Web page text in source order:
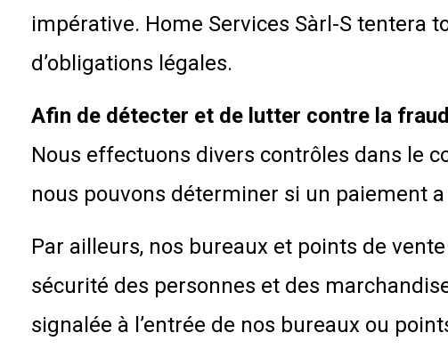
impérative. Home Services Sàrl-S tentera
d’obligations légales.
Afin de détecter et de lutter contre la
Nous effectuons divers contrôles dans le
nous pouvons déterminer si un paiement
Par ailleurs, nos bureaux et points de
sécurité des personnes et des
signalée à l’entrée de nos bureaux ou